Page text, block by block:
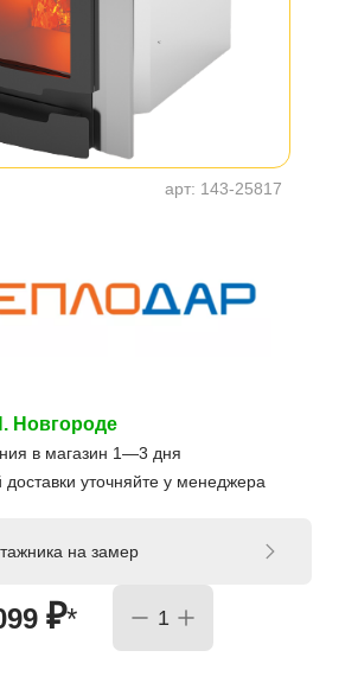
арт: 143-25817
Новгороде
в магазин 1—3 дня
доставки уточняйте у менеджера
₽*
на замер